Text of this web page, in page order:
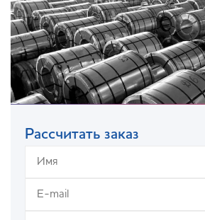
Рассчитать заказ